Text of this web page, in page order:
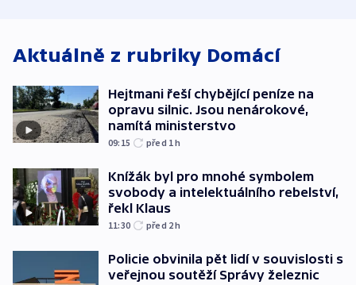
Aktuálně z rubriky Domácí
Hejtmani řeší chybějící peníze na
opravu silnic. Jsou nenárokové,
namítá ministerstvo
09:15 před 1h
Knížák byl pro mnohé symbolem
svobody a intelektuálního rebelství,
řekl Klaus
11:30 před 2h
Policie obvinila pět lidí v souvislosti s
veřejnou soutěží Správy železnic